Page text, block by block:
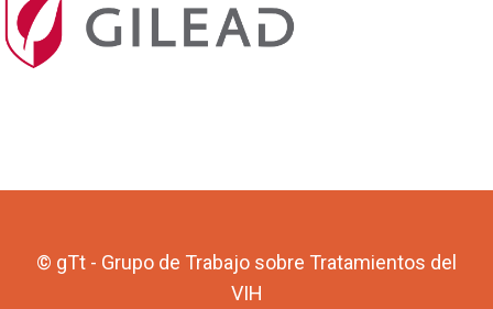
© gTt - Grupo de Trabajo sobre Tratamientos del
VIH